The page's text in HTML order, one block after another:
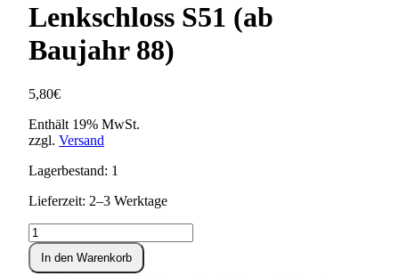
Lenkschloss S51 (ab
Baujahr 88)
5,80€
Enthält 19% MwSt.
zzgl. Versand
Lagerbestand: 1
Lieferzeit: 2–3 Werktage
Lenkschloss
S51
(abIn den Warenkorb